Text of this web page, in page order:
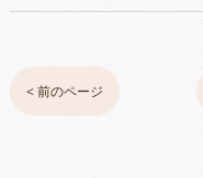
< 前のページ